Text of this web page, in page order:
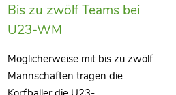
Bis zu zwölf Teams bei
U23-WM
Möglicherweise mit bis zu zwölf
Mannschaften tragen die